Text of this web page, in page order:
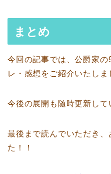
まとめ
今回の記事では、公爵家
レ・感想をご紹介いたしま
今後の展開も随時更新して
最後まで読んでいただき、
た！！